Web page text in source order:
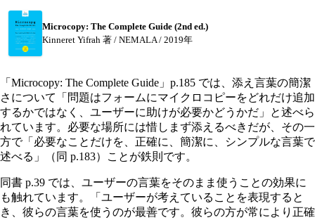
Microcopy: The Complete Guide (2nd ed.)
Kinneret Yifrah 著 / NEMALA / 2019年
「Microcopy: The Complete Guide」p.185 では、添え言葉の簡潔
さについて「問題はフォームにマイクロコピーをどれだけ追加
するかではなく、ユーザーに助けが必要かどうかだ」と述べら
れています。必要な場所には惜しまず添えるべきだが、その一
方で「必要なことだけを、正確に、簡潔に、シンプルな言葉で
述べる」（同 p.183）ことが鉄則です。
同書 p.39 では、ユーザーの言葉をそのまま使うことの効果に
も触れています。「ユーザーが考えていることを表現すると
き、彼らの言葉を使うのが最善です。彼らの方が常により正確